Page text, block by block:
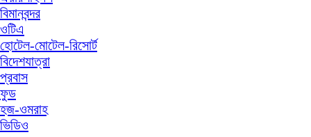
বিমানবন্দর
ওটিএ
হোটেল-মোটেল-রিসোর্ট
বিদেশযাত্রা
প্রবাস
ফুড
হজ-ওমরাহ
ভিডিও